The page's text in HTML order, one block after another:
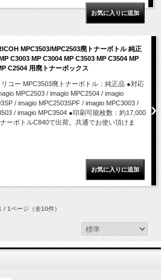
MPC3503/MPC2503廃トナーボトル 純正
C3003 MP C3004 MP C3503 MP C3504 MP
C2504 用廃トナーボックス
コー MPC3503廃トナーボトル：純正品 ●対応
MPC2503 / imagio MPC2504 / imagio
/ imagio MPC2503SPF / imagio MPC3003 /
/ imagio MPC3504 ●印刷可能枚数：約17,000
ーボトルC840で出荷。共通でお使い頂けま
/ 1ページ（全10件）